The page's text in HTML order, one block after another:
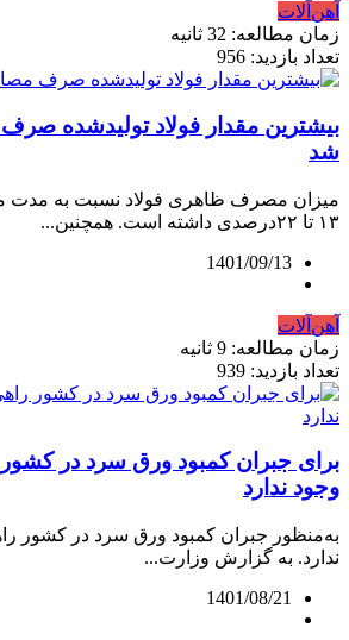
آهن‌آلات
زمان مطالعه: 32 ثانیه
تعداد بازدید: 956
بیشترین مقدار فولاد تولیدشده
شد
میزان مصرف ظاهری فولاد نسبت به مدت
۱۳ تا ۲۲درصدی داشته است. همچنین...
1401/09/13
آهن‌آلات
زمان مطالعه: 9 ثانیه
تعداد بازدید: 939
برای جبران کمبود ورق سرد در
وجود ندارد
به‏‏‌منظور جبران کمبود ورق سرد در کشور
ندارد. به گزارش وزارت...
1401/08/21